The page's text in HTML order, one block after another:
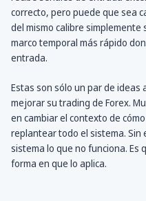
correcto, pero puede que sea
del mismo calibre
marco temporal más rápido
entrada.
Estas son sólo un par de
mejorar su trading de Forex.
en cambiar el contexto de
replantear todo el sistema. Sin
sistema lo que no funciona. Es
forma en que lo aplica.